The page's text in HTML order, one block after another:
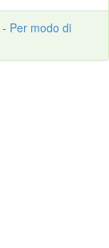
- Per modo di